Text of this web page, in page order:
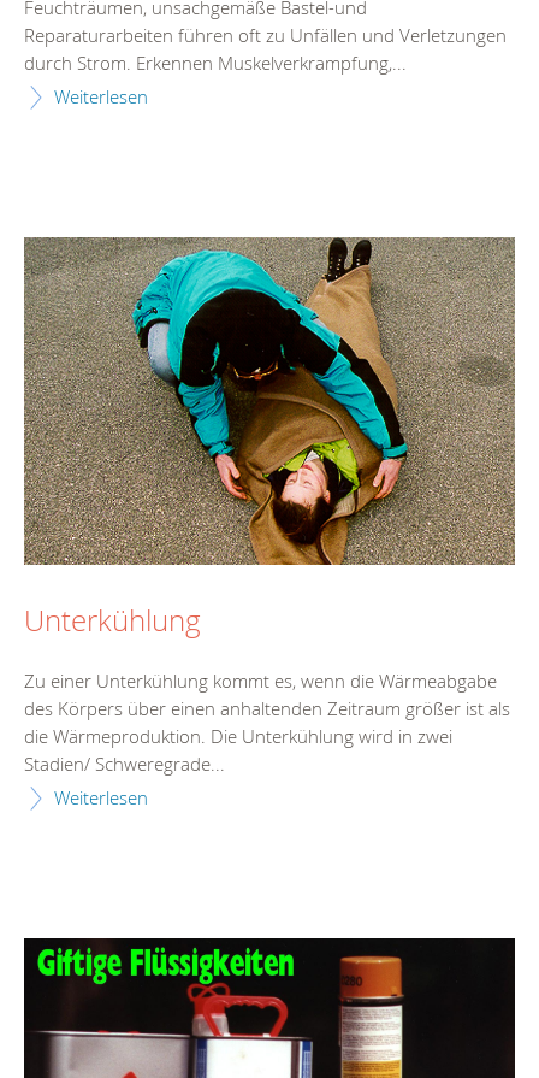
Feuchträumen, unsachgemäße Bastel-und
Reparaturarbeiten führen oft zu Unfällen und Verletzungen
durch Strom. Erkennen Muskelverkrampfung,...
Weiterlesen
Unterkühlung
Zu einer Unterkühlung kommt es, wenn die Wärmeabgabe
des Körpers über einen anhaltenden Zeitraum größer ist als
die Wärmeproduktion. Die Unterkühlung wird in zwei
Stadien/ Schweregrade...
Weiterlesen